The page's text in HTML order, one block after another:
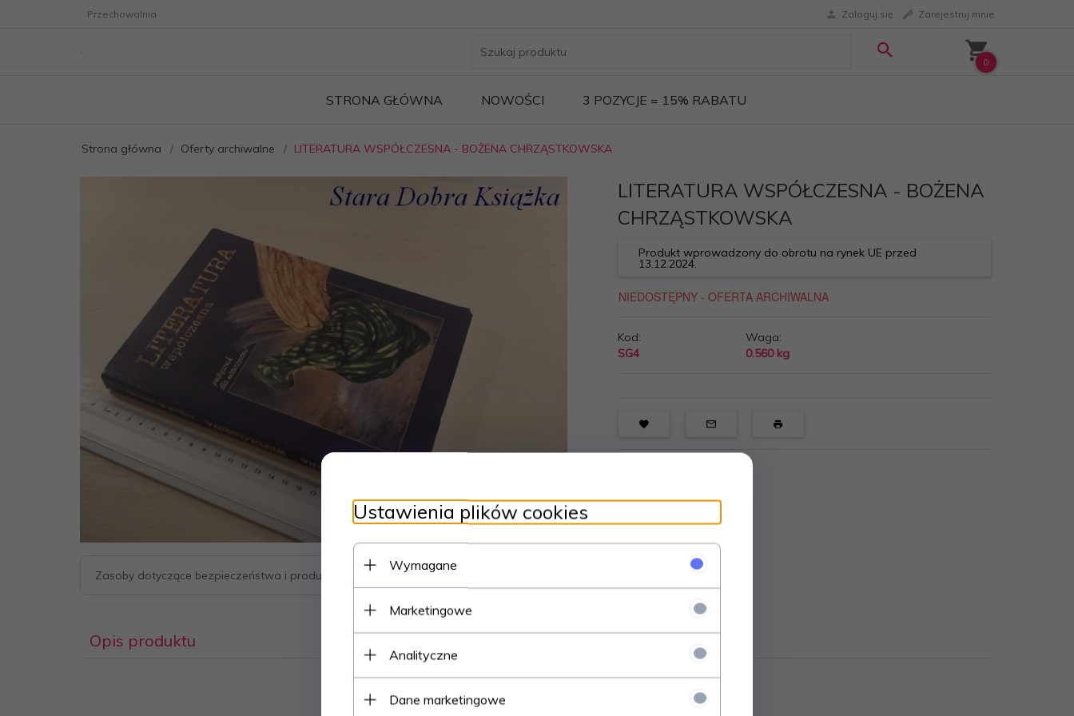
Przechowalnia Zaloguj się Zarejestruj mnie
0
STRONA GŁÓWNA NOWOŚCI 3 POZYCJE = 15% RABATU
Strona główna Oferty archiwalne LITERATURA WSPÓŁCZESNA - BOŻENA CHRZĄSTKOWSKA
Zasoby dotyczące bezpieczeństwa i produktów
LITERATURA WSPÓŁCZESNA - BOŻENA
CHRZĄSTKOWSKA
Produkt wprowadzony do obrotu na rynek UE przed
13.12.2024.
Kod:
SG4
Waga:
0.560 kg
Opis produktu
Ustawienia plików cookies
Wymagane
Marketingowe
Analityczne
Dane marketingowe